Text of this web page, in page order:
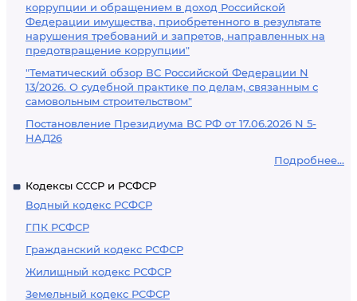
коррупции и обращением в доход Российской
Федерации имущества, приобретенного в результате
нарушения требований и запретов, направленных на
предотвращение коррупции"
"Тематический обзор ВС Российской Федерации N
13/2026. О судебной практике по делам, связанным с
самовольным строительством"
Постановление Президиума ВС РФ от 17.06.2026 N 5-
НАД26
Подробнее...
Кодексы СССР и РСФСР
Водный кодекс РСФСР
ГПК РСФСР
Гражданский кодекс РСФСР
Жилищный кодекс РСФСР
Земельный кодекс РСФСР